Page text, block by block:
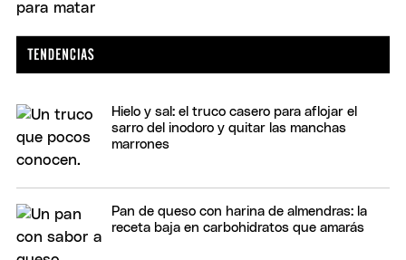
Hielo y sal: el truco casero para aflojar el
sarro del inodoro y quitar las manchas
marrones
Pan de queso con harina de almendras: la
receta baja en carbohidratos que amarás